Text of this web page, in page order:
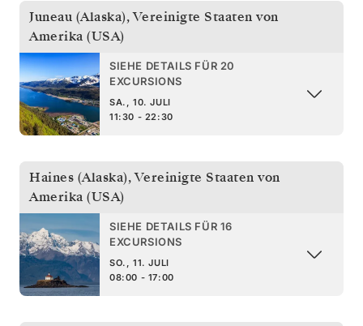
Juneau (Alaska),Vereinigte Staaten von
Amerika (USA)
SIEHE DETAILS FÜR 20
EXCURSIONS
SA., 10. JULI
11:30 - 22:30
Haines (Alaska),Vereinigte Staaten von
Amerika (USA)
SIEHE DETAILS FÜR 16
EXCURSIONS
SO., 11. JULI
08:00 - 17:00